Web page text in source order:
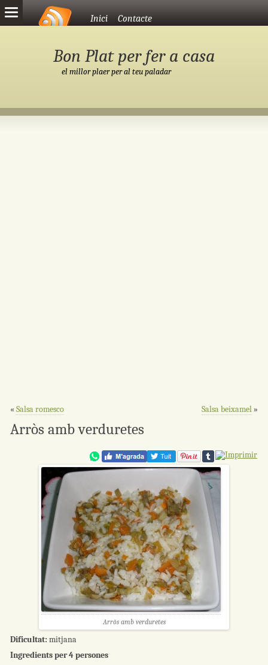
Vés al contingutInici Contacte
Bon Plat per fer a casa
el millor plaer per al teu paladar
« Salsa romesco Salsa beixamel»
Arròs amb verduretes
Arròs amb verduretes
Dificultat: mitjana
Ingredients per 4 persones